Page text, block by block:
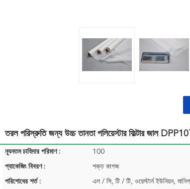
তরল পরিস্রুতি জন্য উচ্চ তানতা পলিয়েস্টার ফিল্টার জাল
ন্যূনতম চাহিদার পরিমাণ : 100
প্যাকেজিং বিবরণ : শক্ত কাগজ
পরিশোধের শর্ত : এল / সি, টি / টি, ওয়েস্টার্ন ইউনিয়ন,